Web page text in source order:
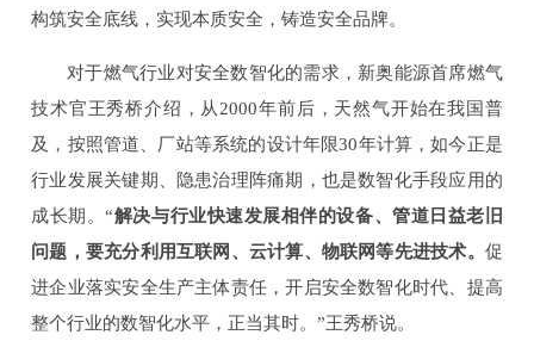
构筑安全底线，实现本质安全，铸造安全品牌。
对于燃气行业对安全数智化的需求，新奥能源首席燃气
技术官王秀桥介绍，从2000年前后，天然气开始在我国普
及，按照管道、厂站等系统的设计年限30年计算，如今正是
行业发展关键期、隐患治理阵痛期，也是数智化手段应用的
成长期。“解决与行业快速发展相伴的设备、管道日益老旧
问题，要充分利用互联网、云计算、物联网等先进技术。 促
进企业落实安全生产主体责任，开启安全数智化时代、提高
整个行业的数智化水平，正当其时。”王秀桥说。